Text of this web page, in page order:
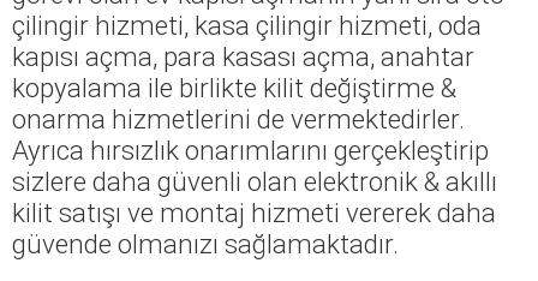
çilingir hizmeti, kasa çilingir hizmeti, oda
kapısı açma, para kasası açma, anahtar
kopyalama ile birlikte kilit değiştirme &
onarma hizmetlerini de vermektedirler.
Ayrıca hırsızlık onarımlarını gerçekleştirip
sizlere daha güvenli olan elektronik & akıllı
kilit satışı ve montaj hizmeti vererek daha
güvende olmanızı sağlamaktadır.